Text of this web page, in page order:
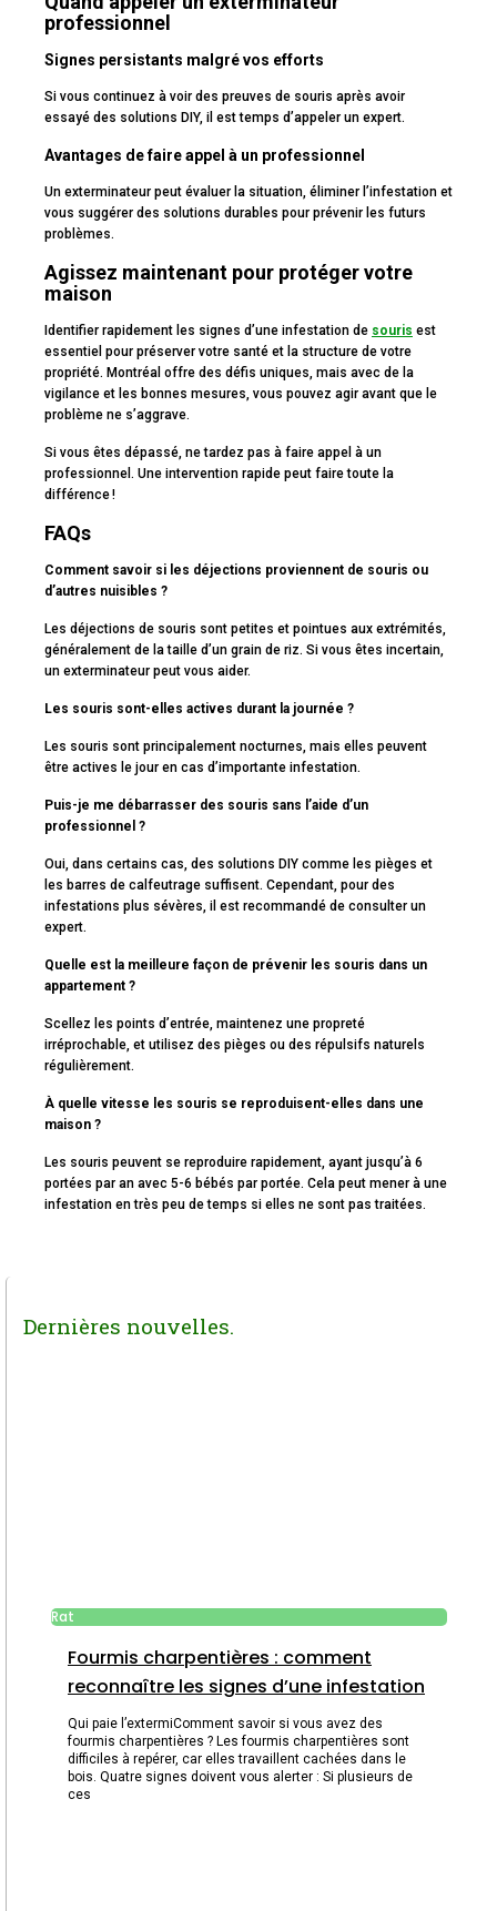
professionnel
Signes persistants malgré vos efforts
Si vous continuez à voir des preuves de souris après avoir
essayé des solutions DIY, il est temps d’appeler un expert.
Avantages de faire appel à un professionnel
Un exterminateur peut évaluer la situation, éliminer l’infestation et
vous suggérer des solutions durables pour prévenir les futurs
problèmes.
Agissez maintenant pour protéger votre
maison
Identifier rapidement les signes d’une infestation de souris est
essentiel pour préserver votre santé et la structure de votre
propriété. Montréal offre des défis uniques, mais avec de la
vigilance et les bonnes mesures, vous pouvez agir avant que le
problème ne s’aggrave.
Si vous êtes dépassé, ne tardez pas à faire appel à un
professionnel. Une intervention rapide peut faire toute la
différence !
FAQs
Comment savoir si les déjections proviennent de souris ou
d’autres nuisibles ?
Les déjections de souris sont petites et pointues aux extrémités,
généralement de la taille d’un grain de riz. Si vous êtes incertain,
un exterminateur peut vous aider.
Les souris sont-elles actives durant la journée ?
Les souris sont principalement nocturnes, mais elles peuvent
être actives le jour en cas d’importante infestation.
Puis-je me débarrasser des souris sans l’aide d’un
professionnel ?
Oui, dans certains cas, des solutions DIY comme les pièges et
les barres de calfeutrage suffisent. Cependant, pour des
infestations plus sévères, il est recommandé de consulter un
expert.
Quelle est la meilleure façon de prévenir les souris dans un
appartement ?
Scellez les points d’entrée, maintenez une propreté
irréprochable, et utilisez des pièges ou des répulsifs naturels
régulièrement.
À quelle vitesse les souris se reproduisent-elles dans une
maison ?
Les souris peuvent se reproduire rapidement, ayant jusqu’à 6
portées par an avec 5-6 bébés par portée. Cela peut mener à une
infestation en très peu de temps si elles ne sont pas traitées.
Dernières nouvelles.
Rat
Fourmis charpentières : comment
reconnaître les signes d’une infestation
Qui paie l’extermiComment savoir si vous avez des
fourmis charpentières ? Les fourmis charpentières sont
difficiles à repérer, car elles travaillent cachées dans le
bois. Quatre signes doivent vous alerter : Si plusieurs de
ces